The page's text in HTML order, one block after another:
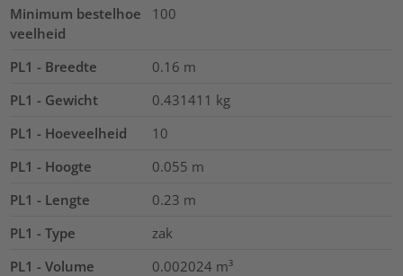
Minimum bestelhoe
veelheid
100
PL1 - Breedte 0.16 m
PL1 - Gewicht
0.431411 kg
PL1 - Hoeveelheid
10
PL1 - Hoogte
0.055 m
PL1 - Lengte
0.23 m
PL1 - Type
zak
PL1 - Volume
0.002024 m³